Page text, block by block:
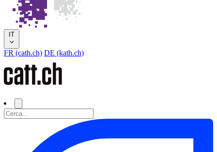
IT
FR (cath.ch) DE (kath.ch)